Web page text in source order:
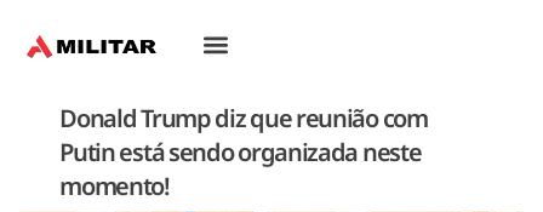
Donald Trump diz que reunião com
Putin está sendo organizada neste
momento!